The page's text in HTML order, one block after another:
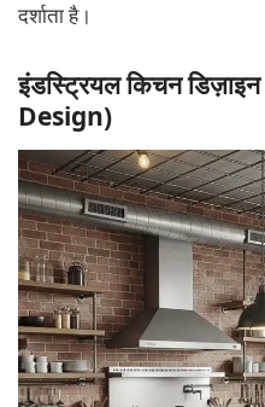
दर्शाता है।
इंडस्ट्रियल किचन
Design)